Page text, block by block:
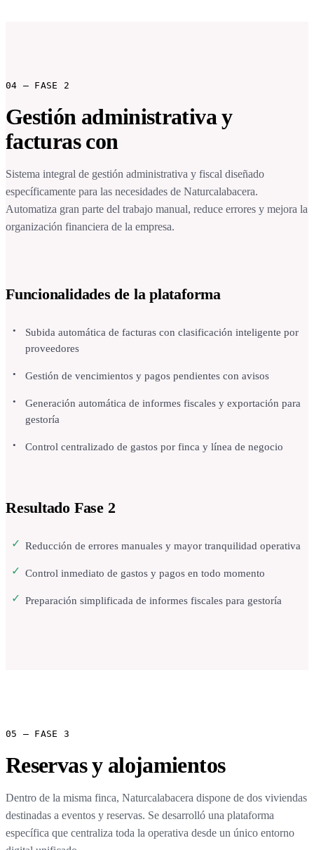
04 — FASE 2
Gestión administrativa y
facturas con
Sistema integral de gestión administrativa y fiscal diseñado
específicamente para las necesidades de Naturcalabacera.
Automatiza gran parte del trabajo manual, reduce errores y mejora la
organización financiera de la empresa.
Funcionalidades de la plataforma
Subida automática de facturas con clasificación inteligente por
proveedores
Gestión de vencimientos y pagos pendientes con avisos
Generación automática de informes fiscales y exportación para
gestoría
Control centralizado de gastos por finca y línea de negocio
Resultado Fase 2
Reducción de errores manuales y mayor tranquilidad operativa
Control inmediato de gastos y pagos en todo momento
Preparación simplificada de informes fiscales para gestoría
05 — FASE 3
Reservas y alojamientos
Dentro de la misma finca, Naturcalabacera dispone de dos viviendas
destinadas a eventos y reservas. Se desarrolló una plataforma
específica que centraliza toda la operativa desde un único entorno